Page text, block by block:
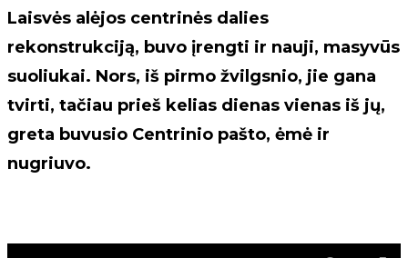
Laisvės alėjos centrinės dalies
rekonstrukciją, buvo įrengti ir nauji, masyvūs
suoliukai. Nors, iš pirmo žvilgsnio, jie gana
tvirti, tačiau prieš kelias dienas vienas iš jų,
greta buvusio Centrinio pašto, ėmė ir
nugriuvo.